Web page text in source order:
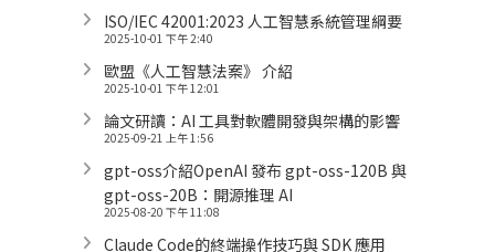
ISO/IEC 42001:2023 人工智慧系統管理綱要
2025-10-01 下午 2:40
歐盟《人工智慧法案》 介紹
2025-10-01 下午 12:01
論文研讀：AI 工具對軟體開發與架構的影響
2025-09-21 上午 1:56
gpt-oss介紹OpenAI 發布 gpt-oss-120B 與
gpt-oss-20B：開源推理 AI
2025-08-20 下午 11:08
Claude Code的終端操作技巧與 SDK 應用